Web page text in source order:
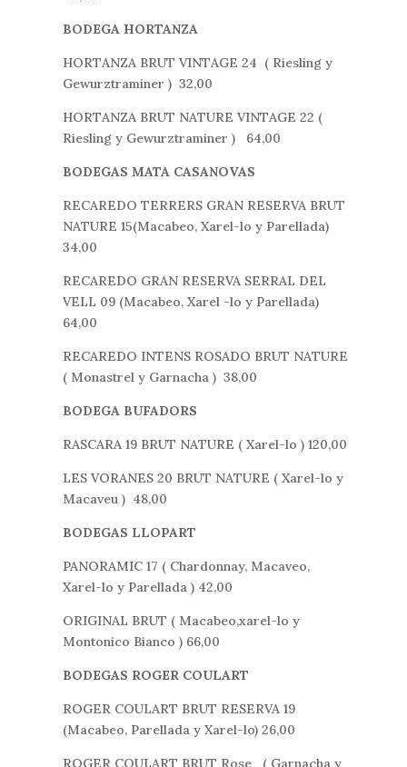
BODEGA HORTANZA
HORTANZA BRUT VINTAGE 24 ( Riesling y
Gewurztraminer ) 32,00
HORTANZA BRUT NATURE VINTAGE 22 (
Riesling y Gewurztraminer ) 64,00
BODEGAS MATA CASANOVAS
RECAREDO TERRERS GRAN RESERVA BRUT
NATURE 15(Macabeo, Xarel-lo y Parellada)
34,00
RECAREDO GRAN RESERVA SERRAL DEL
VELL 09 (Macabeo, Xarel -lo y Parellada)
64,00
RECAREDO INTENS ROSADO BRUT NATURE
( Monastrel y Garnacha ) 38,00
BODEGA BUFADORS
RASCARA 19 BRUT NATURE ( Xarel-lo ) 120,00
LES VORANES 20 BRUT NATURE ( Xarel-lo y
Macaveu ) 48,00
BODEGAS LLOPART
PANORAMIC 17 ( Chardonnay, Macaveo,
Xarel-lo y Parellada ) 42,00
ORIGINAL BRUT ( Macabeo,xarel-lo y
Montonico Bianco ) 66,00
BODEGAS ROGER COULART
ROGER COULART BRUT RESERVA 19
(Macabeo, Parellada y Xarel-lo) 26,00
ROGER COULART BRUT Rose ( Garnacha y